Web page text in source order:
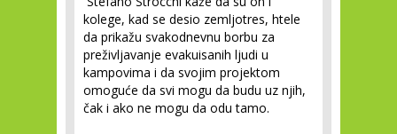
kolege, kad se desio zemljotres, htele
da prikažu svakodnevnu borbu za
preživljavanje evakuisanih ljudi u
kampovima i da svojim projektom
omoguće da svi mogu da budu uz njih,
čak i ako ne mogu da odu tamo.